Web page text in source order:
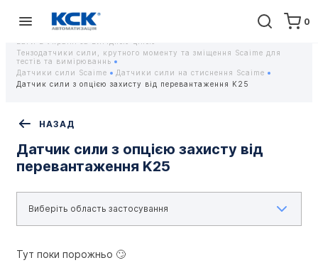
0
Головна Обладнання
Контрольно-вимірювальні прилади
Тензодатчики та тензометричні датчики Scaime - Купити датчики
Тензодатчики сили, крутного моменту та зміщення Scaime для
тестів та вимірюваннь
Датчики сили Scaime
Датчики сили на стиснення Scaime
Датчик сили з опцією захисту від перевантаження K25
НАЗАД
Датчик сили з опцією захисту від
перевантаження K25
Тут поки порожньо 🙄